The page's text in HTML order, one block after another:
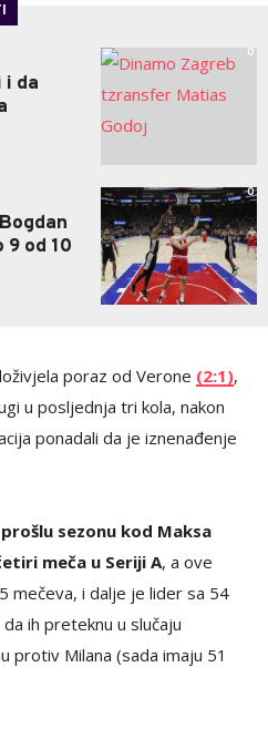
i da
0
od 10
0
poraz od Verone (2:1),
u posljednja tri kola, nakon
ponadali da je iznenađenje
sezonu kod Maksa
meča u Seriji A, a ove
mečeva, i dalje je lider sa 54
ih preteknu u slučaju
protiv Milana (sada imaju 51